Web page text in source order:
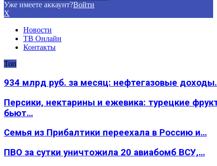
Уже имеете аккаунт?Войти
X
Новости
ТВ Онлайн
Контакты
Топ
934 млрд руб. за месяц: нефтегазовые
Персики, нектарины и ежевика: турецкие
бьют…
Семья из Прибалтики переехала в Россию и…
ПВО за сутки уничтожила 20 авиабомб ВСУ,…